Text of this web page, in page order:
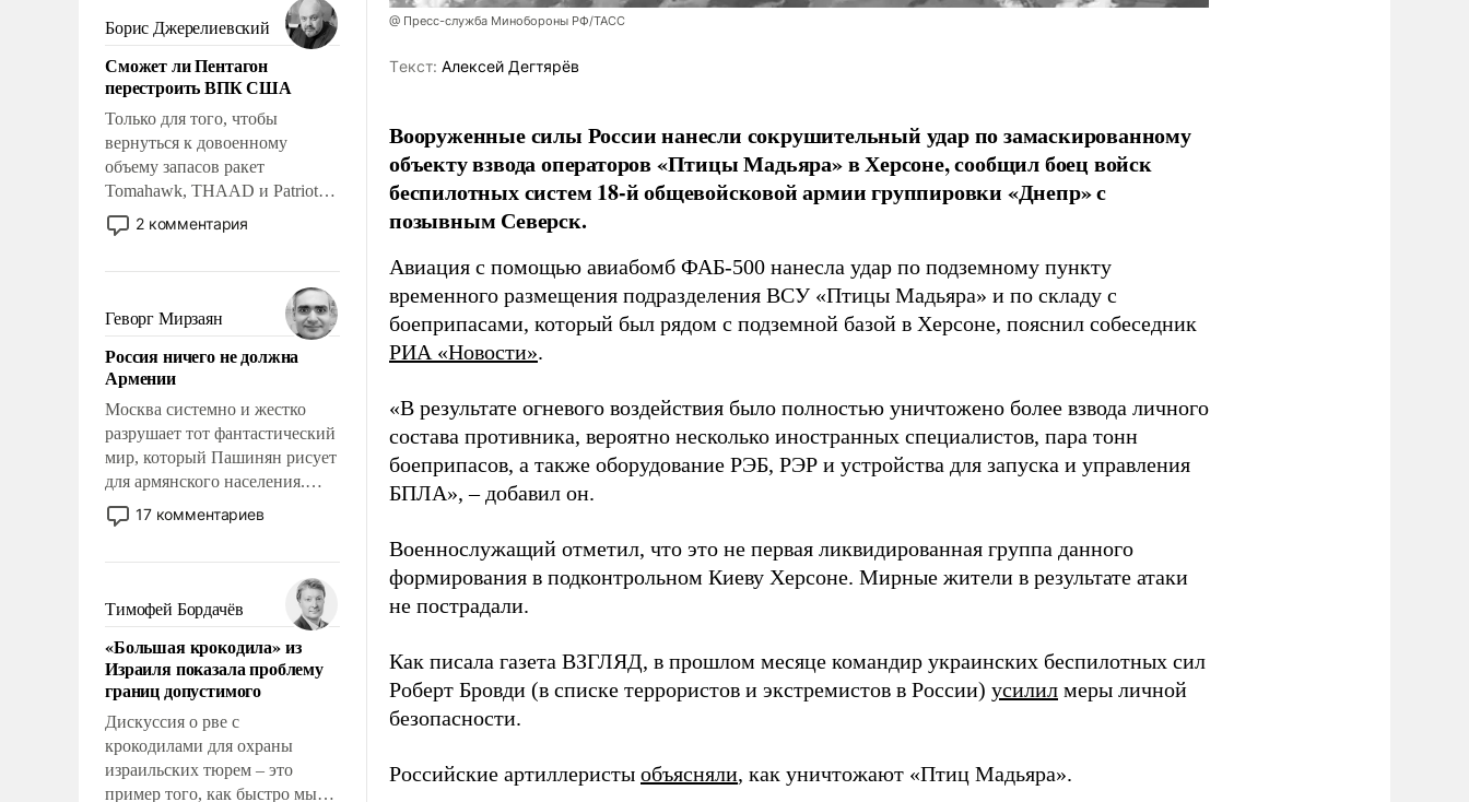
Борис Джерелиевский
Сможет ли Пентагон
перестроить ВПК США
Только для того, чтобы
вернуться к довоенному
объему запасов ракет
Tomahawk, THAAD и Patriot
США потребуется более трех
лет. Даже небольшая война с
Сложившаяся ситуация
означает многолетний период
уязвимости США, например,
перед Китаем.
2 комментария
Геворг Мирзаян
Россия ничего не должна
Армении
Москва системно и жестко
разрушает тот фантастический
мир, который Пашинян рисует
для армянского населения.
Мир, где политические
прожекты будут безусловно
налогоплательщиков и где
Еревану за свои поступки не
нужно отвечать.
17 комментариев
Тимофей Бордачёв
«Большая крокодила» из
Израиля показала проблему
границ допустимого
Дискуссия о рве с
крокодилами для охраны
израильских тюрем – это
пример того, как быстро мы
@ Пресс-служба Минобороны РФ/ТАСС
Tекст: Алексей Дегтярёв
Вооруженные силы России нанесли сокрушительный удар по замаскированному
объекту взвода операторов «Птицы Мадьяра» в Херсоне, сообщил боец войск
беспилотных систем 18-й общевойсковой армии группировки «Днепр» с
позывным Северск.
Авиация с помощью авиабомб ФАБ-500 нанесла удар по подземному пункту
временного размещения подразделения ВСУ «Птицы Мадьяра» и по складу с
боеприпасами, который был рядом с подземной базой в Херсоне, пояснил собеседник
РИА «Новости».
«В результате огневого воздействия было полностью уничтожено более взвода личного
состава противника, вероятно несколько иностранных специалистов, пара тонн
боеприпасов, а также оборудование РЭБ, РЭР и устройства для запуска и управления
БПЛА», – добавил он.
Военнослужащий отметил, что это не первая ликвидированная группа данного
формирования в подконтрольном Киеву Херсоне. Мирные жители в результате атаки
не пострадали.
Как писала газета ВЗГЛЯД, в прошлом месяце командир украинских беспилотных сил
Роберт Бровди (в списке террористов и экстремистов в России) усилил меры личной
безопасности.
Российские артиллеристы объясняли, как уничтожают «Птиц Мадьяра».